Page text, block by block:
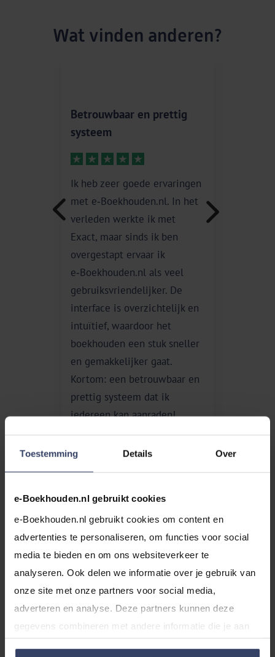
Toestemming Details Over
e-Boekhouden.nl gebruikt cookies
e-Boekhouden.nl gebruikt cookies om content en
advertenties te personaliseren, om functies voor social
media te bieden en om ons websiteverkeer te
analyseren. Ook delen we informatie over je gebruik van
onze site met onze partners voor social media,
adverteren en analyse. Deze partners kunnen deze
gegevens combineren met andere informatie die je aan
Wat vinden anderen?
Betrouwbaar en prettig
systeem
Ik heb zeer goede ervaringen
met e‑Boekhouden.nl. In het
verleden werkte ik met
Exact, maar sinds ik ben
overgestapt ervaar ik
e‑Boekhouden.nl als veel
gebruiksvriendelijker. De
interface is overzichtelijk en
intuïtief, waardoor het
boekhouden een stuk sneller
en gemakkelijker gaat.
Kortom: een betrouwbaar en
prettig systeem dat ik
iedereen kan aanraden!
Breedbeeld Communicatie
Onze prijzen
Starters voordeel